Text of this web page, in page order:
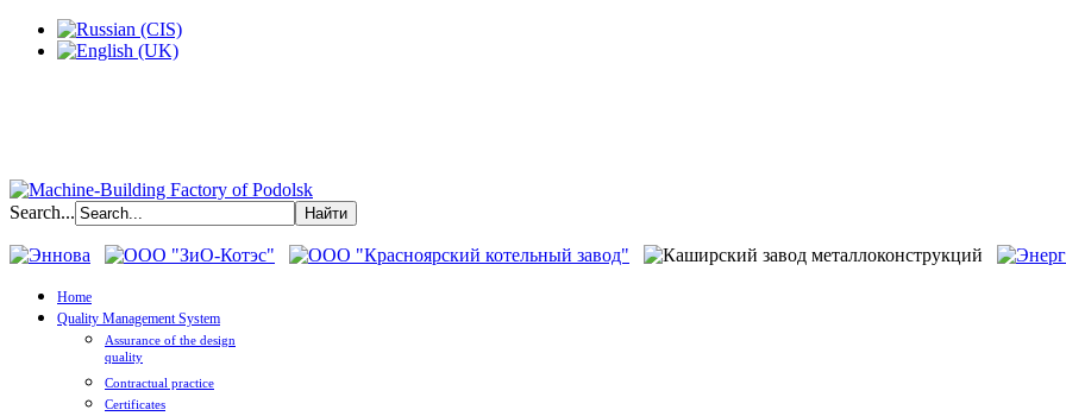
Search...
Home
Quality Management System
Assurance of the design
quality
Contractual practice
Certificates